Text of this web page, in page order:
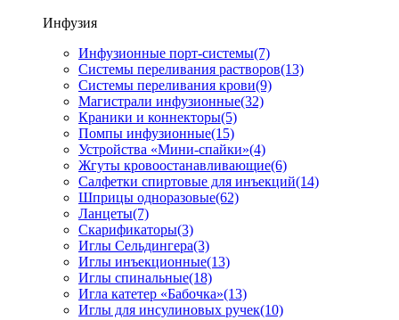
Инфузия
Инфузионные порт-системы(7)
Системы переливания растворов(13)
Системы переливания крови(9)
Магистрали инфузионные(32)
Краники и коннекторы(5)
Помпы инфузионные(15)
Устройства «Мини-спайки»(4)
Жгуты кровоостанавливающие(6)
Салфетки спиртовые для инъекций(14)
Шприцы одноразовые(62)
Ланцеты(7)
Скарификаторы(3)
Иглы Сельдингера(3)
Иглы инъекционные(13)
Иглы спинальные(18)
Игла катетер «Бабочка»(13)
Иглы для инсулиновых ручек(10)